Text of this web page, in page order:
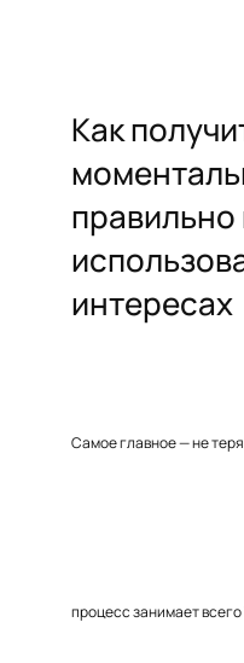
Как
правильно
интересах
Самое главное — не
процесс занимает всего